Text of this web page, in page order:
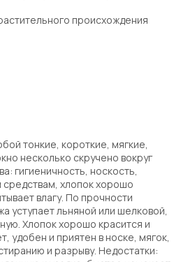
происхождения
тонкие, короткие, мягкие,
несколько скручено вокруг
гигиеничность, носкость,
хлопок хорошо
влагу. По прочности
уступает льняной или шелковой,
Хлопок хорошо красится и
удобен и приятен в носке, мягок,
и разрыву. Недостатки: